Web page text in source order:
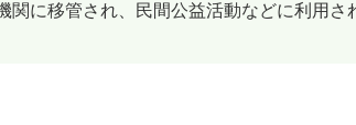
に移管され、民間公益活動などに利用さ